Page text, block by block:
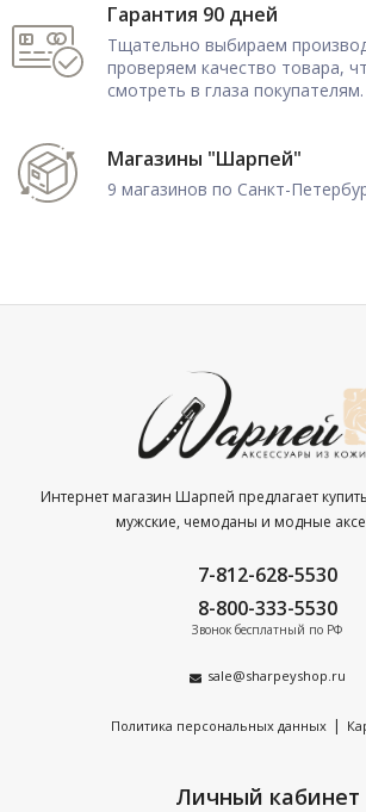
Гарантия 90 дней
Тщательно выбираем
проверяем качество товара,
смотреть в глаза покупателям.
Магазины "Шарпей"
9 магазинов по Санкт-
Интернет магазин Шарпей предлагает
мужские, чемоданы и модные
7-812-628-5530
8-800-333-5530
Звонок бесплатный по РФ
sale@sharpeyshop.ru
Политика персональных данных |
Личный кабинет